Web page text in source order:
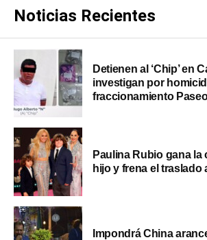
Noticias Recientes
Detienen al ‘Chip’ en
investigan por
fraccionamiento
Paulina Rubio gana la
hijo y frena el traslado
Impondrá China